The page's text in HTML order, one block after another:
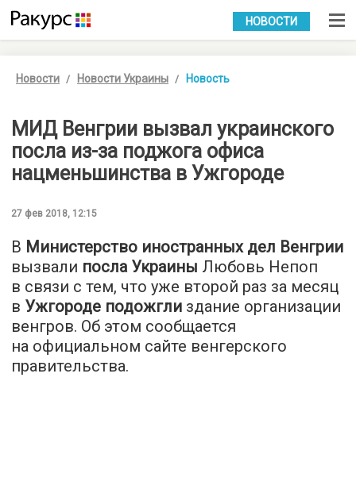
УКР РУС
НОВОСТИ
Новости Новости Украины Новость
МИД Венгрии вызвал украинского
посла из-за поджога офиса
нацменьшинства в Ужгороде
27 фев 2018, 12:15
В Министерство иностранных дел Венгрии
вызвали посла Украины Любовь Непоп
в связи с тем, что уже второй раз за месяц
в Ужгороде подожгли здание организации
венгров. Об этом сообщается
на официальном сайте венгерского
правительства.